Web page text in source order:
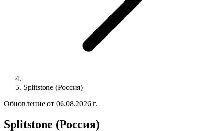
Splitstone (Россия)
Обновление от 06.08.2026 г.
Splitstone (Россия)